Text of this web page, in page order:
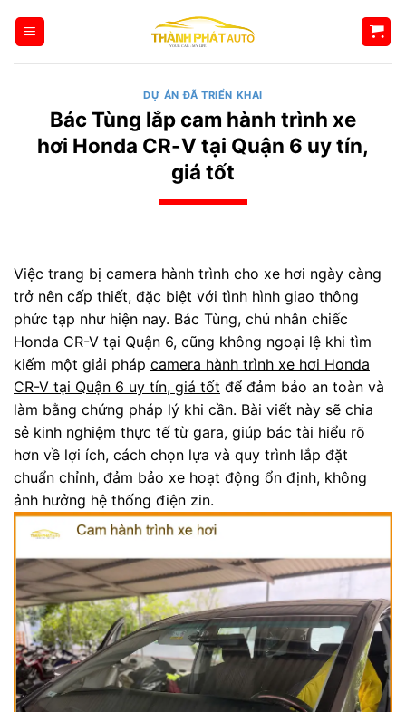
qua
DỰ ÁN ĐÃ TRIỂN KHAI
Bác Tùng lắp cam hành trình xe
hơi Honda CR-V tại Quận 6 uy tín,
giá tốt
Việc trang bị camera hành trình cho xe hơi ngày càng
trở nên cấp thiết, đặc biệt với tình hình giao thông
phức tạp như hiện nay. Bác Tùng, chủ nhân chiếc
Honda CR-V tại Quận 6, cũng không ngoại lệ khi tìm
kiếm một giải pháp camera hành trình xe hơi Honda
CR-V tại Quận 6 uy tín, giá tốt để đảm bảo an toàn và
làm bằng chứng pháp lý khi cần. Bài viết này sẽ chia
sẻ kinh nghiệm thực tế từ gara, giúp bác tài hiểu rõ
hơn về lợi ích, cách chọn lựa và quy trình lắp đặt
chuẩn chỉnh, đảm bảo xe hoạt động ổn định, không
ảnh hưởng hệ thống điện zin.